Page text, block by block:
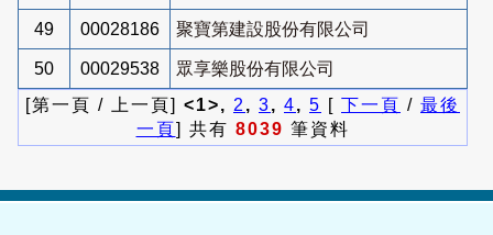
49 00028186 聚寶第建設股份有限公司
50 00029538
眾享樂股份有限公司
[第一頁 / 上一頁] <1>, 2 , 3, 4, 5 [ 下一頁 / 最後
一頁] 共有 8039 筆資料